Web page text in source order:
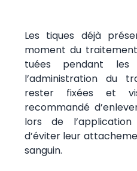
Les tiques déjà
moment du
tuées pendant les
l’administration du
rester fixées et
recommandé
lors de
d’éviter leur
sanguin.